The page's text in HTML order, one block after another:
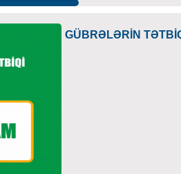
GÜBRƏLƏRİN